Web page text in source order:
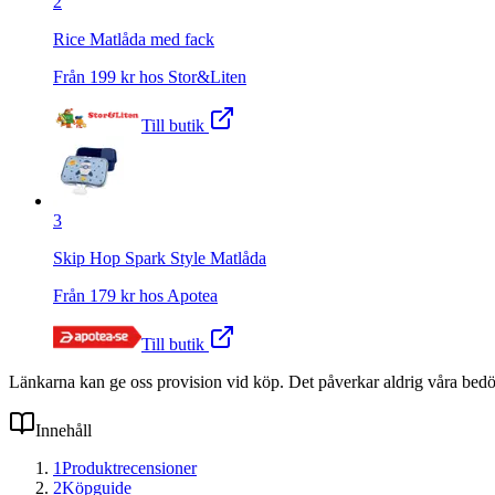
Rice Matlåda med fack
Från 199 kr hos Stor&Liten
Till butik
3
Skip Hop Spark Style Matlåda
Från 179 kr hos Apotea
Till butik
Länkarna kan ge oss provision vid köp. Det påverkar aldrig våra
Innehåll
1Produktrecensioner
2Köpguide